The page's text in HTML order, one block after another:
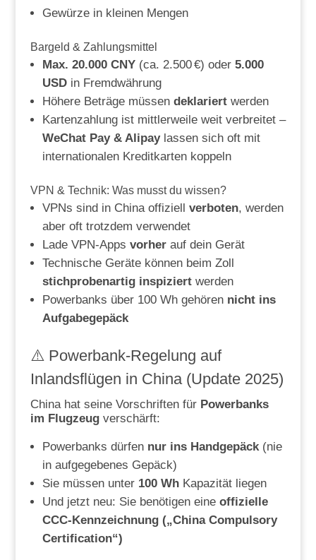
Gewürze in kleinen Mengen
Bargeld & Zahlungsmittel
Max. 20.000 CNY(ca. 2.500 €) oder 5.000
USDin Fremdwährung
Höhere Beträge müssen deklariertwerden
Kartenzahlung ist mittlerweile weit verbreitet –
WeChat Pay & Alipaylassen sich oft mit
internationalen Kreditkarten koppeln
VPN & Technik: Was musst du wissen?
VPNs sind in China offiziell verboten, werden
aber oft trotzdem verwendet
Lade VPN-Apps vorherauf dein Gerät
Technische Geräte können beim Zoll
stichprobenartig inspiziertwerden
Powerbanks über 100 Wh gehören nicht ins
Aufgabegepäck
⚠️ Powerbank-Regelung auf
Inlandsflügen in China (Update 2025)
China hat seine Vorschriften für Powerbanks
im Flugzeugverschärft:
Powerbanks dürfen nur ins Handgepäck(nie
in aufgegebenes Gepäck)
Sie müssen unter 100 WhKapazität liegen
Und jetzt neu: Sie benötigen eine offizielle
CCC-Kennzeichnung („China Compulsory
Certification“)